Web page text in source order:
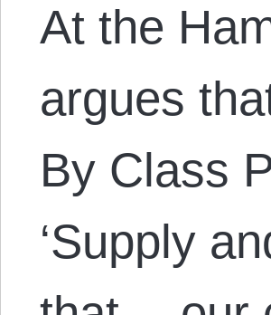
At the
argues
By Class
‘Supply